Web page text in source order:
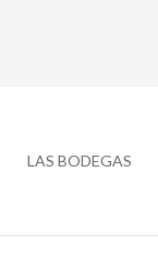
LAS BODEGAS